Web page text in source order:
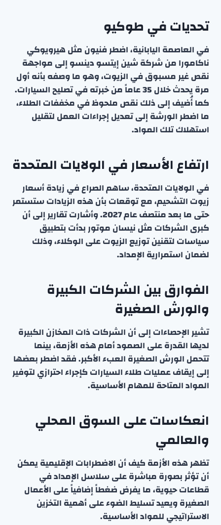
تحديات في طوكيو
في العاصمة اليابانية، اضطر فنيون مثل هيرويوكي
ناكامورا من شركة شين إيتسو دينسو إلى مواجهة
نقص غير مسبوق في الزيوت، وهو ما وصفه بأنه أول
مرة يحدث خلال 35 عاماً من خبرته في تصليح السيارات.
كما أُضيف إلى ذلك نقص ملحوظ في مخففات الطلاء،
ما اضطر الورشة إلى تعديل إجراءات العمل لتقليل
استهلاك تلك المواد.
ارتفاع الأسعار في الولايات المتحدة
في الولايات المتحدة، ساهم الصراع في زيادة أسعار
زيوت التشحيم، مع توقعات بأن هذه الزيادات ستستمر
حتى ما بعد منتصف عام 2027. وأشارت تقارير إلى أن
كبرى الشركات مثل نيسان موتور بدأت بتطبيق
سياسات لتقنين توزيع الزيوت على الوكلاء، وذلك
لضمان استمرارية الإمداد.
الفوارق بين الشركات الكبيرة
والورش الصغيرة
تشير الإحصاءات إلى أن الشركات ذات المخازن الكبيرة
لديها القدرة على الصمود أمام هذه الأزمة، بينما
تتحمل الورش الصغيرة العبء الأكبر. فقد اضطر بعضها
إلى إيقاف عمليات طلاء السيارات كإجراء احترازي لتوفير
المواد المتاحة للمهام الأساسية.
انعكاسات على السوق المحلي
والعالمي
تظهر هذه الأزمة كيف أن الاضطرابات الإقليمية يمكن
أن تؤثر بصورة مباشرة على سلاسل الإمداد في
قطاعات حيوية، ما يفرض ضغطاً إضافياً على الأعمال
الصغيرة ويعيد تسليط الضوء على أهمية التخزين
الاستراتيجي للمواد الأساسية.